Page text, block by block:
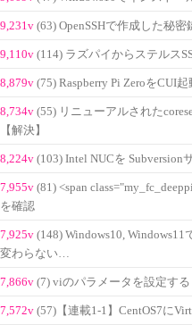
9,231v (63) OpenSSHで作成した秘
9,110v (114) ラズパイからステルス
8,879v (75) Raspberry Pi ZeroをCUI
8,734v (55) リニューアルされた
【解決】
8,224v (103) Intel NUCを Subversion
7,955v (81) <span
を確認
7,925v (148) Windows10,
変わらない…
7,866v (7) viのパラメータを設定する
7,572v (57)【連載1-1】CentOS7に